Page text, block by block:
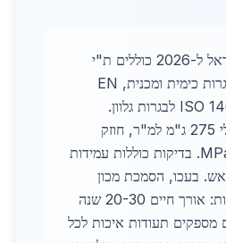
תקנים מרכזיים בישראל ל-2026 כוללים ת"י
1222 חלק 1 ו-2 לבגרות כימית ומכנית, EN
10346 אירופי ו-ISO 1461 לבגרות גלוון.
דרישות: ציפוי מינימלי 275 ג"מ למ"ר, חוזק
משיכה 270-500 MPa. בדיקות כוללות עמידות
בעכו, הסמכת מכון
התקנים חובה. יתרונות: אורך חיים 20-30 שנה
מספקים תעודות איכות לכל